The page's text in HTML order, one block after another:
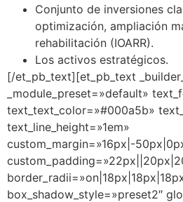
Conjunto de inversiones
optimización, ampliación
rehabilitación (IOARR).
Los activos estratégicos.
[/et_pb_text][et_pb_text
_module_preset=»default»
text_text_color=»#000a5b»
text_line_height=»1em»
custom_margin=»16px|-
box_shadow_style=»preset2″